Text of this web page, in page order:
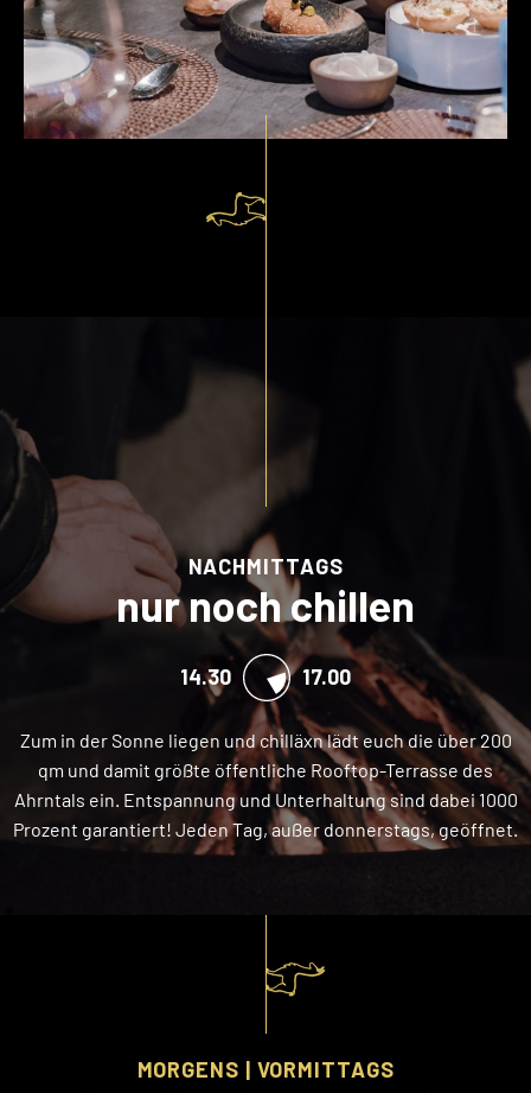
NACHMITTAGS
nur noch chillen
14.30 17.00
Zum in der Sonne liegen und chilläxn lädt euch die über 200
qm und damit größte öffentliche Rooftop-Terrasse des
Ahrntals ein. Entspannung und Unterhaltung sind dabei 1000
Prozent garantiert! Jeden Tag, außer donnerstags, geöffnet.
MORGENS | VORMITTAGS